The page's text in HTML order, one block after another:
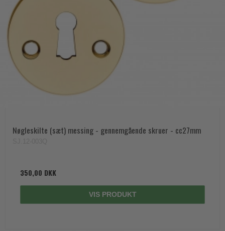
Nøgleskilte (sæt) messing - gennemgående skruer - cc27mm
350,00 DKK
VIS PRODUKT